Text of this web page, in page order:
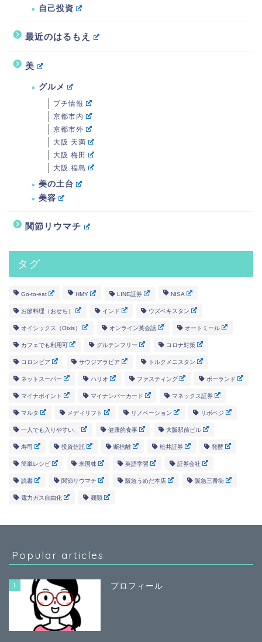
自己投資
最近のはるもえ
美
グルメ
プチ情報
京都市内
京都市外
大阪 天満
大阪 梅田
大阪 福島
美の土台
美容
関節リウマチ
タグ
Go-to-eat HMY LINE証券 NISA
お節料理（おせち） インド ウズベキスタン
オイシックス（Oixis） オンライン英会話 オートミール
カフェでも利用可 グルテンフリー コロナ対策
コロンビア サウジアラビア トルクメニスタン
ネットスーパー ハリオ ファスティング ポーランド
マイナポイント マイナンバーカード マネックス証券
マルタ メディリフト リノベーション リボベジ
一人でも入りやすい、 健康的食事 大阪駅前ビル
寿司 投資信託 断捨離 松井証券 発酵
簡単レシピ 米国株 英語学習 証券会社
読書 関節リウマチ 阪急うめだ本店 阪急三番街
電力ガス自由化 麺類
Popular articles
1 プロフィール